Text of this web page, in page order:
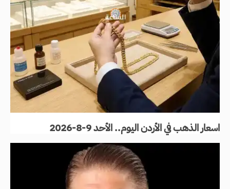
اسعار الذهب في الأردن اليوم.. الأحد 9-8-2026